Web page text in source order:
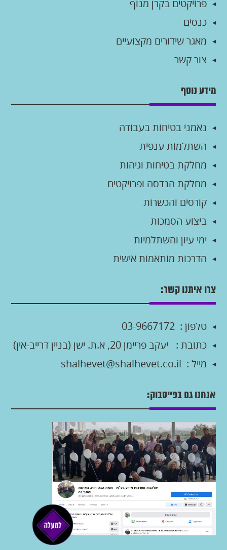
פרויקטים בקרן מנוף
כנסים
מאגר שידורים מקצועיים
צור קשר
מידע נוסף
נאמני בטיחות בעבודה
השתלמות ענפית
מחלקת בטיחות וגיהות
מחלקת הנדסה ופרויקטים
קורסים והכשרות
ביצוע הסמכות
ימי עיון והשתלמיות
הדרכות מותאמות אישית
צרו איתנו קשר:
טלפון : 03-9667172
כתובת :
יעקב פריימן 20, א.ת. ישן (בניין דרייב-אין)
מייל : shalhevet@shalhevet.co.il
אנחנו גם בפייסבוק: